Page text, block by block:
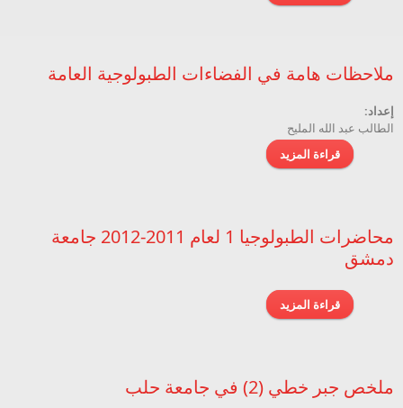
ملاحظات هامة في الفضاءات الطبولوجية العامة
إعداد:
الطالب عبد الله المليح
قراءة المزيد حول ملاحظات هامة في الفضاءات الطبولوجية العامة
محاضرات الطبولوجيا 1 لعام 2011-2012 جامعة
دمشق
قراءة المزيد
دمشق
ملخص جبر خطي (2) في جامعة حلب